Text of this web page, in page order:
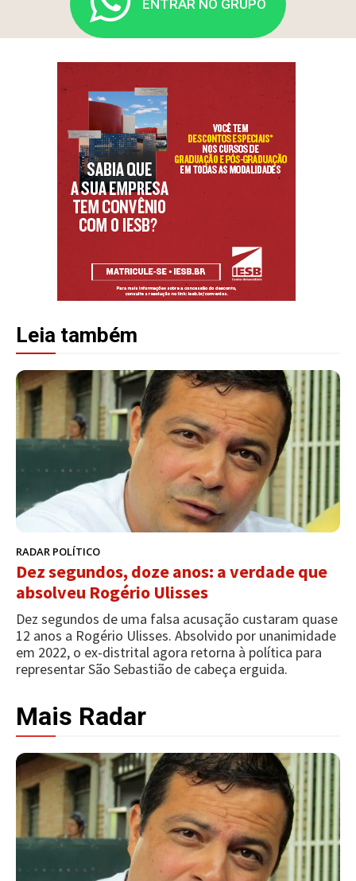
ENTRAR NO GRUPO
Leia também
RADAR POLÍTICO
Dez segundos, doze anos: a verdade que
absolveu Rogério Ulisses
Dez segundos de uma falsa acusação custaram quase
12 anos a Rogério Ulisses. Absolvido por unanimidade
em 2022, o ex-distrital agora retorna à política para
representar São Sebastião de cabeça erguida.
Mais Radar